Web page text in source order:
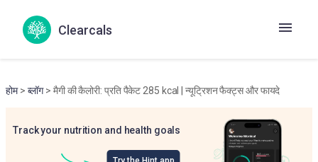
Clearcals
होम> ब्लॉग> मैगी की कैलोरी: प्रति पैकेट 285 kcal | न्यूट्रिशन फैक्ट्स और फायदे
Track your nutrition and health goals